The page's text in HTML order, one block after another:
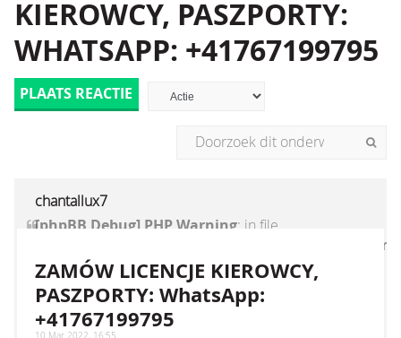
KIEROWCY, PASZPORTY:
WHATSAPP: +41767199795
PLAATS REACTIE
chantallux7
[phpBB Debug] PHP Warning: in file
[ROOT]/vendor/twig/twig/lib/Twig/Extension/
on line1236: count(): Parameter must be an
array or an object that implements Countable
ZAMÓW LICENCJE KIEROWCY,
PASZPORTY: WhatsApp:
+41767199795